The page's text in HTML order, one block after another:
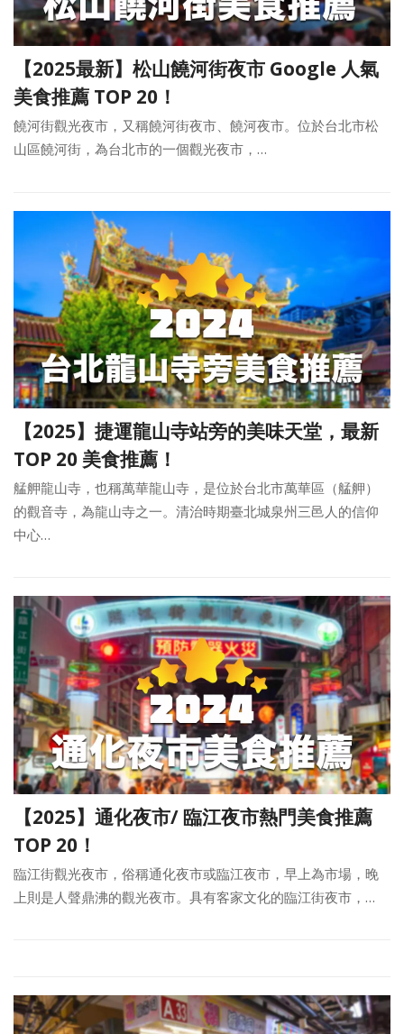
【2025最新】松山饒河街夜市 Google 人氣
美食推薦 TOP 20！
饒河街觀光夜市，又稱饒河街夜市、饒河夜市。位於台北市松
山區饒河街，為台北市的一個觀光夜市，…
【2025】捷運龍山寺站旁的美味天堂，最新
TOP 20 美食推薦！
艋舺龍山寺，也稱萬華龍山寺，是位於台北市萬華區（艋舺）
的觀音寺，為龍山寺之一。清治時期臺北城泉州三邑人的信仰
中心…
【2025】通化夜市/ 臨江夜市熱門美食推薦
TOP 20！
臨江街觀光夜市，俗稱通化夜市或臨江夜市，早上為市場，晚
上則是人聲鼎沸的觀光夜市。具有客家文化的臨江街夜市，…